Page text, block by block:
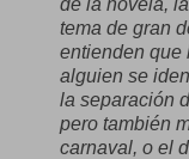
tema de gran
entienden que
alguien se
la separación
pero también
carnaval, o el